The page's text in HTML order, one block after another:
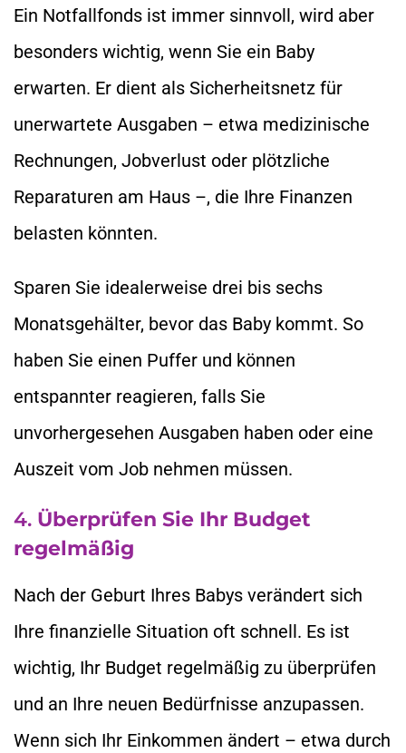
Ein Notfallfonds ist immer sinnvoll, wird aber
besonders wichtig, wenn Sie ein Baby
erwarten. Er dient als Sicherheitsnetz für
unerwartete Ausgaben – etwa medizinische
Rechnungen, Jobverlust oder plötzliche
Reparaturen am Haus –, die Ihre Finanzen
belasten könnten.
Sparen Sie idealerweise drei bis sechs
Monatsgehälter, bevor das Baby kommt. So
haben Sie einen Puffer und können
entspannter reagieren, falls Sie
unvorhergesehen Ausgaben haben oder eine
Auszeit vom Job nehmen müssen.
4. Überprüfen Sie Ihr Budget
regelmäßig
Nach der Geburt Ihres Babys verändert sich
Ihre finanzielle Situation oft schnell. Es ist
wichtig, Ihr Budget regelmäßig zu überprüfen
und an Ihre neuen Bedürfnisse anzupassen.
Wenn sich Ihr Einkommen ändert – etwa durch